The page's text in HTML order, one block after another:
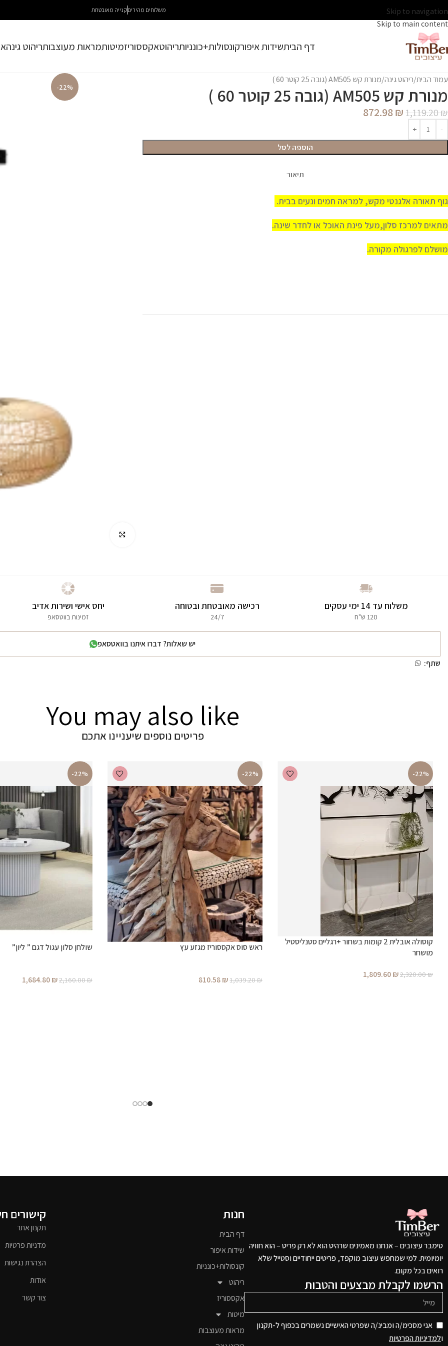
Skip to navigation
Skip to main content
משלוחים מהיריםקנייה מאובטחת
דף הביתשידות איפורקונסולות+כונניותריהוטאקססוריזמיטותמראות מעוצבותריהוט גינה
עמוד הבית ריהוט גינה מנורת קש AM505 (גובה 25 קוטר 60 )
מנורת קש AM505 (גובה 25 קוטר 60 )
1,119.20₪
872.98₪
הוספה לסל
תיאור
גוף תאורה אלגנטי מקש, למראה חמים ונעים בבית.
מתאים למרכז סלון,מעל פינת האוכל או לחדר שינה.
מושלם לפרגולה מקורה.
-22%
משלוח עד 14 ימי עסקים
120 ש"ח
רכישה מאובטחת ובטוחה
24/7
יחס אישי ושירות אדיב
זמינות בווטסאפ
יש שאלות? דברו איתנו בוואטסאפ
שתף:
You may also like
פריטים נוספים שיעניינו אתכם
-22%
קוסולה אובלית 2 קומות בשחור +רגליים סטנליסטיל
מושחר
2,320.00₪
1,809.60₪
-22%
ראש סוס אקססוריז מגזע עץ
1,039.20₪
810.58₪
-22%
שולחן סלון עגול דגם ” ליון”
2,160.00₪
1,684.80₪
טימבר עיצובים – אנחנו מאמינים שרהיט הוא לא רק פריט – הוא חוויה
יומיומית. למי שמחפש עיצוב מוקפד, פריטים ייחודיים וסטייל שלא
רואים בכל מקום.
הרשמו לקבלת מבצעים והטבות
אני מסכימ/ה ומבינ/ה שפרטי האישיים נשמרים בכפוף ל-תקנון
ולמדיניות הפרטיות
חנות
דף הבית
שידות איפור
קונסולות+כונניות
ריהוט
אקססוריז
מיטות
מראות מעוצבות
קישורים
תקנון אתר
מדניות פרטיות
הצהרת נגישות
אודות
צור קשר